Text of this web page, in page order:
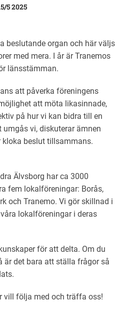
5 2025
beslutande organ och här väljs
med mera. I år är Tranemos
länsstämman.
att påverka föreningens
att möta likasinnade,
på hur vi kan bidra till en
vi, diskuterar ämnen
beslut tillsammans.
Älvsborg har ca 3000
fem lokalföreningar: Borås,
och Tranemo. Vi gör skillnad i
lokalföreningar i deras
för att delta. Om du
är det bara att ställa frågor så
vill följa med och träffa oss!